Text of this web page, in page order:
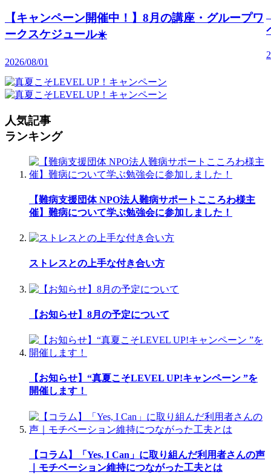
【キャンペーン開催中！】8月の講座・グループワ
ークスケジュール☀️
2026/08/01
人気記事
ランキング
【難病支援団体 NPO法人難病サポートこころわ様主
催】難病について学ぶ勉強会に参加しました！
ストレスとの上手な付き合い方
【お知らせ】8月の予定について
【お知らせ】“真夏こそLEVEL UP!キャンペーン ”を
開催します！
【コラム】「Yes, I Can」に取り組んだ利用者さんの声
｜モチベーション維持につながった工夫とは